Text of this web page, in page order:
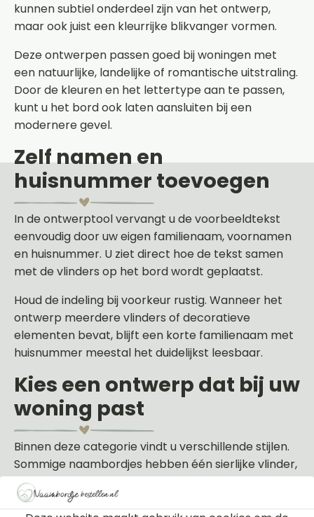
kunnen subtiel onderdeel zijn van het ontwerp,
maar ook juist een kleurrijke blikvanger vormen.
Deze ontwerpen passen goed bij woningen met
een natuurlijke, landelijke of romantische uitstraling.
Door de kleuren en het lettertype aan te passen,
kunt u het bord ook laten aansluiten bij een
modernere gevel.
Zelf namen en
huisnummer toevoegen
In de ontwerptool vervangt u de voorbeeldtekst
eenvoudig door uw eigen familienaam, voornamen
en huisnummer. U ziet direct hoe de tekst samen
met de vlinders op het bord wordt geplaatst.
Houd de indeling bij voorkeur rustig. Wanneer het
ontwerp meerdere vlinders of decoratieve
elementen bevat, blijft een korte familienaam met
huisnummer meestal het duidelijkst leesbaar.
Kies een ontwerp dat bij uw
woning past
Binnen deze categorie vindt u verschillende stijlen.
Sommige naambordjes hebben één sierlijke vlinder,
terwijl andere ontwerpen meerdere vlinders of
bloemen combineren.